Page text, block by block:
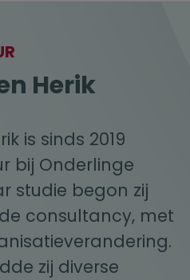
Herik
is sinds 2019
bij Onderlinge
studie begon zij
consultancy, met
zij diverse